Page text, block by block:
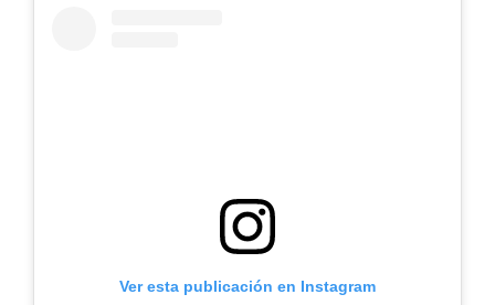
Ver esta publicación en Instagram